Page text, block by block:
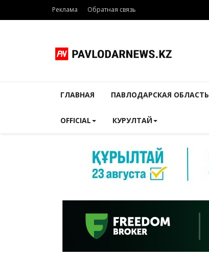
Реклама Обратная связь
ГЛАВНАЯ ПАВЛОДАРСКАЯ ОБЛАСТЬ
OFFICIAL КУРУЛТАЙ